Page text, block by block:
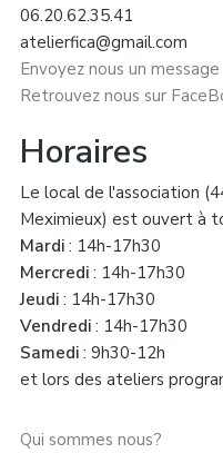
06.20.62.35.41
atelierfica@gmail.com
Envoyez nous un message
Retrouvez nous sur
Horaires
Le local de l'association
Meximieux) est ouvert à
Mardi: 14h-17h30
Mercredi: 14h-17h30
Jeudi: 14h-17h30
Vendredi: 14h-17h30
Samedi: 9h30-12h
et lors des ateliers
Qui sommes nous?